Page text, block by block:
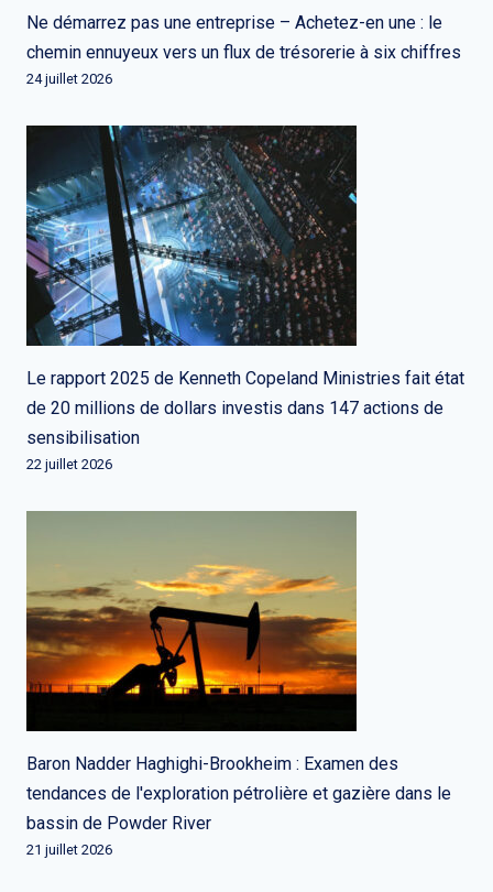
Ne démarrez pas une entreprise – Achetez-en une : le
chemin ennuyeux vers un flux de trésorerie à six chiffres
24 juillet 2026
Le rapport 2025 de Kenneth Copeland Ministries fait état
de 20 millions de dollars investis dans 147 actions de
sensibilisation
22 juillet 2026
Baron Nadder Haghighi-Brookheim : Examen des
tendances de l'exploration pétrolière et gazière dans le
bassin de Powder River
21 juillet 2026